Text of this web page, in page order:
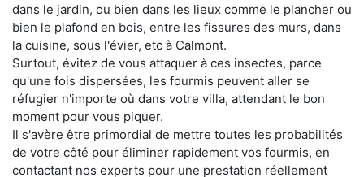
dans le jardin, ou bien dans les lieux comme le plancher ou
bien le plafond en bois, entre les fissures des murs, dans
la cuisine, sous l'évier, etc à Calmont.
Surtout, évitez de vous attaquer à ces insectes, parce
qu'une fois dispersées, les fourmis peuvent aller se
réfugier n'importe où dans votre villa, attendant le bon
moment pour vous piquer.
Il s'avère être primordial de mettre toutes les probabilités
de votre côté pour éliminer rapidement vos fourmis, en
contactant nos experts pour une prestation réellement